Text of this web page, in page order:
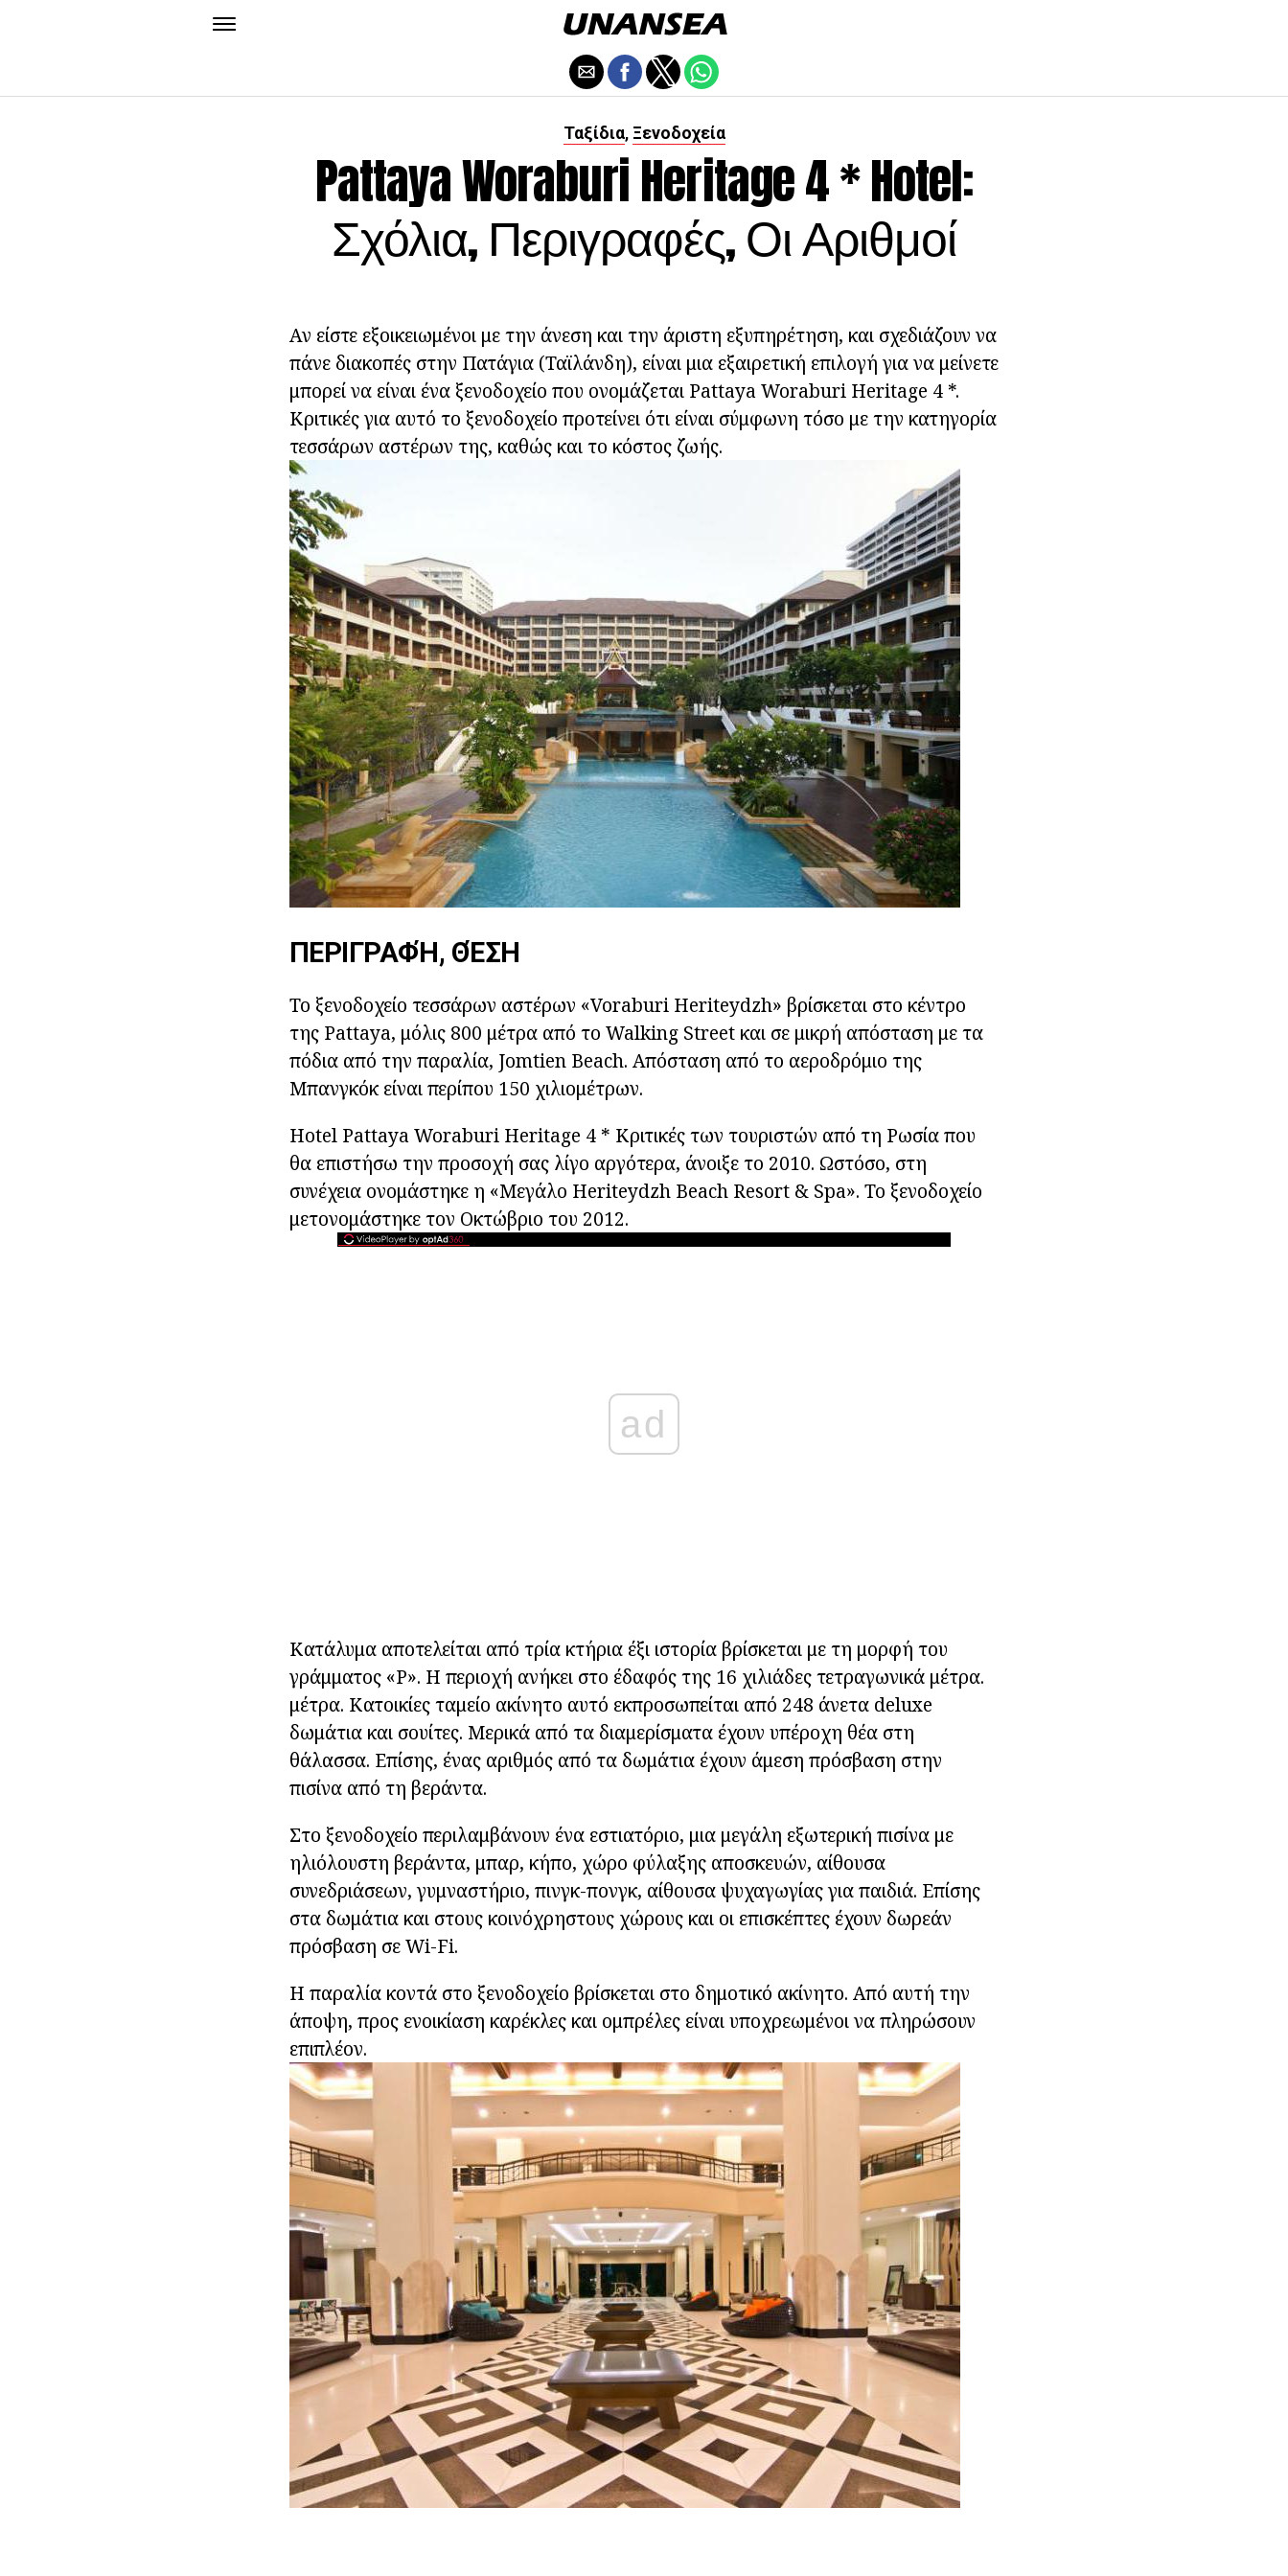
Ταξίδια, Ξενοδοχεία
Pattaya Woraburi Heritage 4 * Hotel:
Σχόλια, Περιγραφές, Οι Αριθμοί
Αν είστε εξοικειωμένοι με την άνεση και την άριστη εξυπηρέτηση, και σχεδιάζουν να
πάνε διακοπές στην Πατάγια (Ταϊλάνδη), είναι μια εξαιρετική επιλογή για να μείνετε
μπορεί να είναι ένα ξενοδοχείο που ονομάζεται Pattaya Woraburi Heritage 4 *.
Κριτικές για αυτό το ξενοδοχείο προτείνει ότι είναι σύμφωνη τόσο με την κατηγορία
τεσσάρων αστέρων της, καθώς και το κόστος ζωής.
ΠΕΡΙΓΡΑΦΉ, ΘΈΣΗ
Το ξενοδοχείο τεσσάρων αστέρων «Voraburi Heriteydzh» βρίσκεται στο κέντρο
της Pattaya, μόλις 800 μέτρα από το Walking Street και σε μικρή απόσταση με τα
πόδια από την παραλία, Jomtien Beach. Απόσταση από το αεροδρόμιο της
Μπανγκόκ είναι περίπου 150 χιλιομέτρων.
Hotel Pattaya Woraburi Heritage 4 * Κριτικές των τουριστών από τη Ρωσία που
θα επιστήσω την προσοχή σας λίγο αργότερα, άνοιξε το 2010. Ωστόσο, στη
συνέχεια ονομάστηκε η «Μεγάλο Heriteydzh Beach Resort & Spa». Το ξενοδοχείο
μετονομάστηκε τον Οκτώβριο του 2012.
ad
Κατάλυμα αποτελείται από τρία κτήρια έξι ιστορία βρίσκεται με τη μορφή του
γράμματος «Ρ». Η περιοχή ανήκει στο έδαφός της 16 χιλιάδες τετραγωνικά μέτρα.
μέτρα. Κατοικίες ταμείο ακίνητο αυτό εκπροσωπείται από 248 άνετα deluxe
δωμάτια και σουίτες. Μερικά από τα διαμερίσματα έχουν υπέροχη θέα στη
θάλασσα. Επίσης, ένας αριθμός από τα δωμάτια έχουν άμεση πρόσβαση στην
πισίνα από τη βεράντα.
Στο ξενοδοχείο περιλαμβάνουν ένα εστιατόριο, μια μεγάλη εξωτερική πισίνα με
ηλιόλουστη βεράντα, μπαρ, κήπο, χώρο φύλαξης αποσκευών, αίθουσα
συνεδριάσεων, γυμναστήριο, πινγκ-πονγκ, αίθουσα ψυχαγωγίας για παιδιά. Επίσης
στα δωμάτια και στους κοινόχρηστους χώρους και οι επισκέπτες έχουν δωρεάν
πρόσβαση σε Wi-Fi.
Η παραλία κοντά στο ξενοδοχείο βρίσκεται στο δημοτικό ακίνητο. Από αυτή την
άποψη, προς ενοικίαση καρέκλες και ομπρέλες είναι υποχρεωμένοι να πληρώσουν
επιπλέον.